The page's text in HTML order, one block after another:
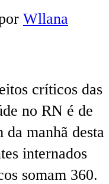
Wllana
críticos das
no RN é de
manhã desta
internados
somam 360.